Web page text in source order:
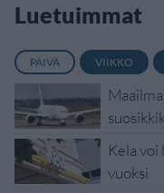
Luetuimmat
PÄIVÄ VIIKKO
Kela
vuoksi